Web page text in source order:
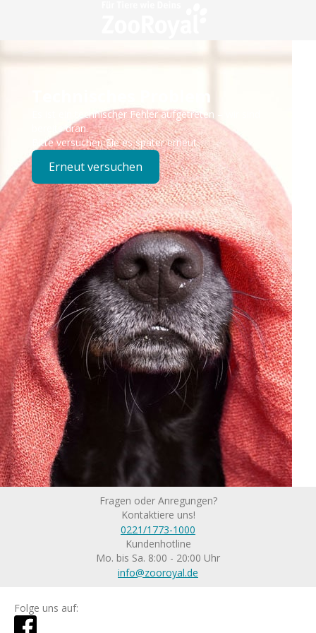
Technisches Problem
Es ist ein technischer Fehler aufgetreten – wir sind
bereits dran.
Bitte versuchen Sie es später erneut.
Erneut versuchen
Fragen oder Anregungen?
Kontaktiere uns!
0221/1773-1000
Kundenhotline
Mo. bis Sa. 8:00 - 20:00 Uhr
info@zooroyal.de
Folge uns auf: